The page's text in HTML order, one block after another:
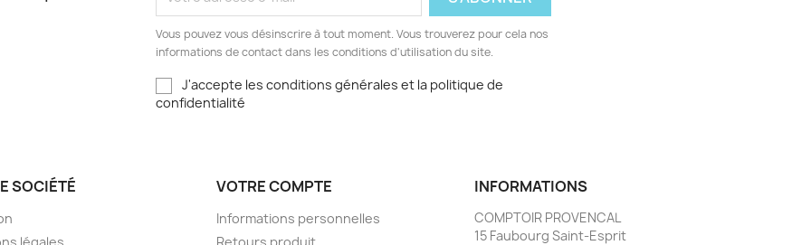
Vous pouvez vous désinscrire à tout moment. Vous trouverez pour cela nos
informations de contact dans les conditions d'utilisation du site.
J'accepte les conditions générales et la politique de
confidentialité
SOCIÉTÉ VOTRE COMPTE
Informations personnelles
INFORMATIONS
COMPTOIR PROVENCAL
15 Faubourg Saint-Esprit